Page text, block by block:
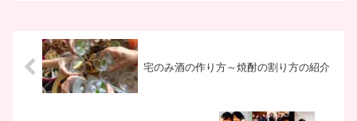
宅のみ酒の作り方～焼酎の割り方の紹介